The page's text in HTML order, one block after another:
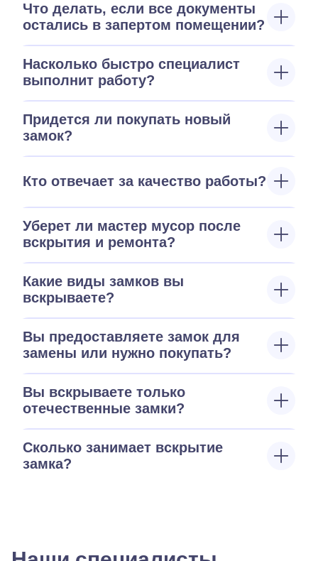
Что делать, если все документы
остались в запертом помещении?
Насколько быстро специалист
выполнит работу?
Придется ли покупать новый
замок?
Кто отвечает за качество работы?
Уберет ли мастер мусор после
вскрытия и ремонта?
Какие виды замков вы
вскрываете?
Вы предоставляете замок для
замены или нужно покупать?
Вы вскрываете только
отечественные замки?
Сколько занимает вскрытие
замка?